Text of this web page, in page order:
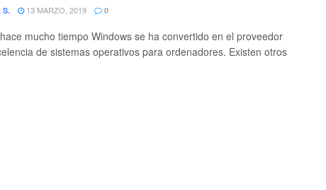
S. 13 MARZO, 2019 0
mucho tiempo Windows se ha convertido en el proveedor
de sistemas operativos para ordenadores. Existen otros